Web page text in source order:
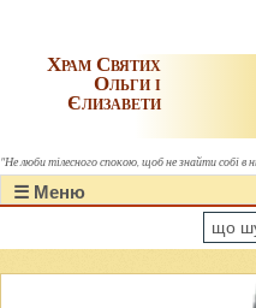
Храм Святих
Ольги і
Єлизавети
"Не люби тілесного спокою, щоб не знайти собі